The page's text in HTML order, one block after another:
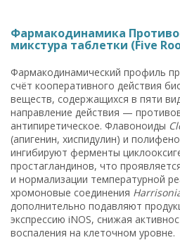
Фармакодинамика
микстура таблетки (Five
Фармакодинамический профиль
счёт кооперативного действия
веществ, содержащихся в пяти
направление действия —
антипиретическое. Флавоноиды
(апигенин, хиспидулин) и
ингибируют ферменты
простагландинов, что
и нормализации температурной
хромоновые соединения
дополнительно подавляют
экспрессию iNOS, снижая
воспаления на клеточном уровне.